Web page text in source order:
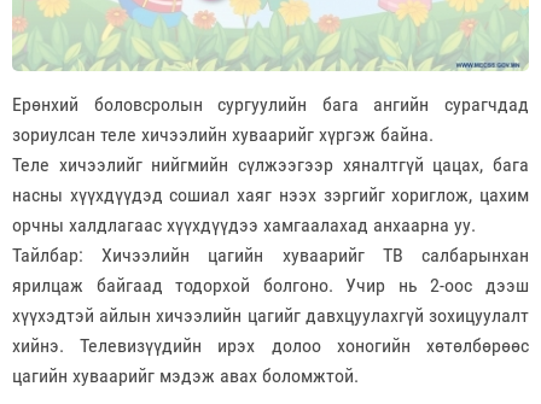
Ерөнхий боловсролын сургуулийн бага ангийн сурагчдад
зориулсан теле хичээлийн хуваарийг хүргэж байна.
Теле хичээлийг нийгмийн сүлжээгээр хяналтгүй цацах, бага
насны хүүхдүүдэд сошиал хаяг нээх зэргийг хориглож, цахим
орчны халдлагаас хүүхдүүдээ хамгаалахад анхаарна уу.
Тайлбар: Хичээлийн цагийн хуваарийг ТВ салбарынхан
ярилцаж байгаад тодорхой болгоно. Учир нь 2-оос дээш
хүүхэдтэй айлын хичээлийн цагийг давхцуулахгүй зохицуулалт
хийнэ. Телевизүүдийн ирэх долоо хоногийн хөтөлбөрөөс
цагийн хуваарийг мэдэж авах боломжтой.